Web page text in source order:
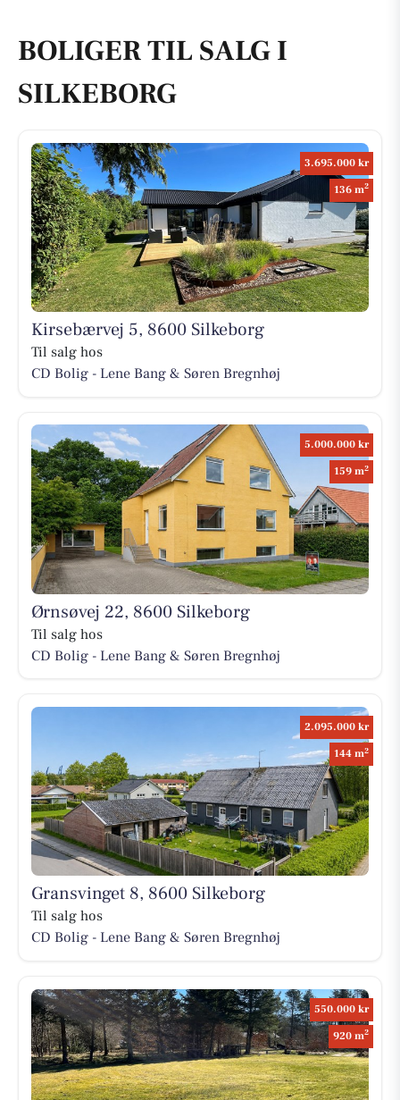
BOLIGER TIL SALG I
SILKEBORG
3.695.000 kr
136 m2
Kirsebærvej 5, 8600 Silkeborg
Til salg hos
CD Bolig - Lene Bang & Søren Bregnhøj
5.000.000 kr
159 m2
Ørnsøvej 22, 8600 Silkeborg
Til salg hos
CD Bolig - Lene Bang & Søren Bregnhøj
2.095.000 kr
144 m2
Gransvinget 8, 8600 Silkeborg
Til salg hos
CD Bolig - Lene Bang & Søren Bregnhøj
550.000 kr
920 m2